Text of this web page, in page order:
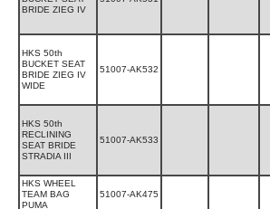
BRIDE ZIEG IV
HKS 50th
BUCKET SEAT
BRIDE ZIEG IV
WIDE
51007-AK532
HKS 50th
RECLINING
SEAT BRIDE
STRADIA III
51007-AK533
HKS WHEEL
TEAM BAG
PUMA
51007-AK475